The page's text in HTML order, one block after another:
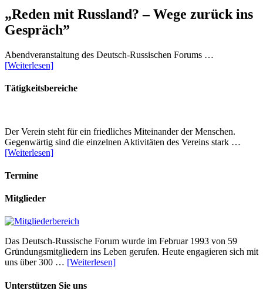
„Reden mit Russland? – Wege zurück ins
Gespräch”
Abendveranstaltung des Deutsch-Russischen Forums …
[Weiterlesen]
Tätigkeitsbereiche
Der Verein steht für ein friedliches Miteinander der Menschen.
Gegenwärtig sind die einzelnen Aktivitäten des Vereins stark …
[Weiterlesen]
Termine
Mitglieder
Das Deutsch-Russische Forum wurde im Februar 1993 von 59
Gründungsmitgliedern ins Leben gerufen. Heute engagieren sich mit
uns über 300 … [Weiterlesen]
Unterstützen Sie uns